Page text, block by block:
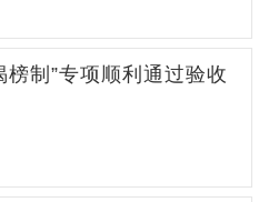
制”专项顺利通过验收